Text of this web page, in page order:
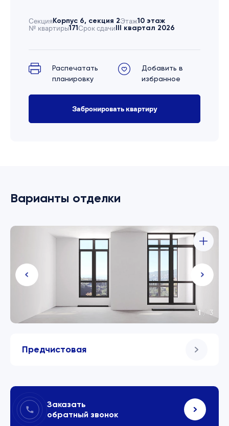
СекцияКорпус 6, секция 2Этаж10 этаж
№ квартиры171Срок сдачиIII квартал 2026
Распечатать
планировку
Добавить в
избранное
Забронировать квартиру
Варианты отделки
Предчистовая
1 /3
Заказать
обратный звонок